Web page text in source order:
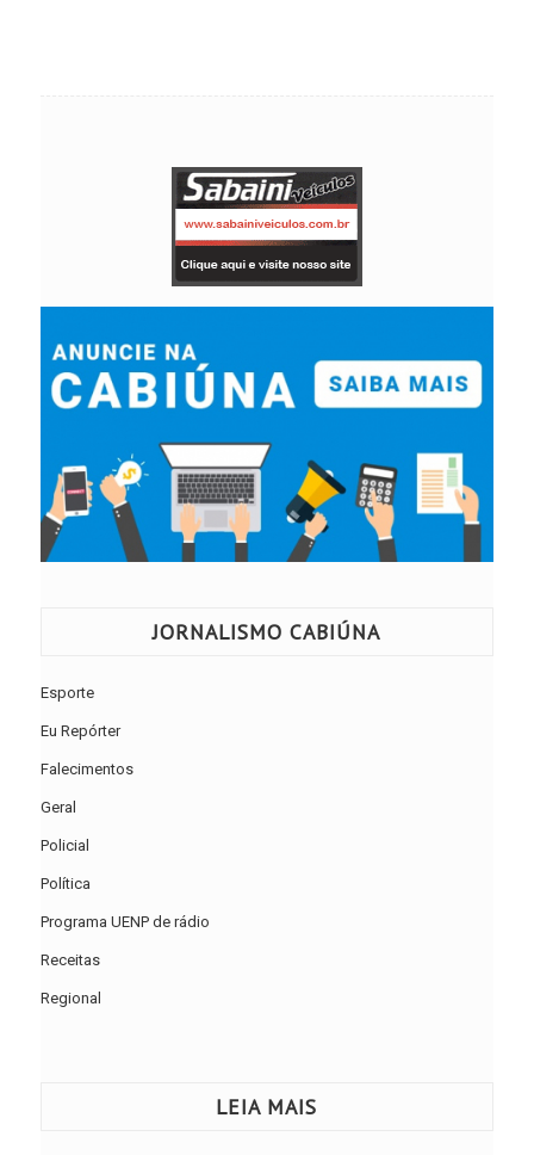
JORNALISMO CABIÚNA
Esporte
Eu Repórter
Falecimentos
Geral
Policial
Política
Programa UENP de rádio
Receitas
Regional
LEIA MAIS